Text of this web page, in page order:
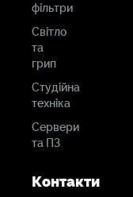
фільтри
Світло
та
грип
Студійна
техніка
Сервери
та ПЗ
Контакти